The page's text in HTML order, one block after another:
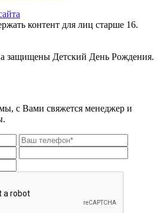
контент для лиц старше 16.
защищены Детский День Рождения.
с Вами свяжется менеджер и